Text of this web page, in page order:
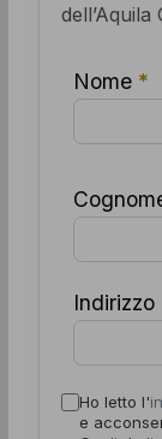
Nome *
Indirizzo
Ho letto l'
e